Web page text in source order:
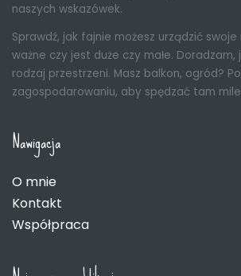
naszych wskazówek.
Sprawdź, jak fajnie możesz urządzić swoje
ważne czy jest duże czy małe. Doradzam,
rodzaj przestrzeni. Masz balkon, ogród?
zagospodarowaniu, aby spędzać tam
Nawigacja
O mnie
Kontakt
Współpraca